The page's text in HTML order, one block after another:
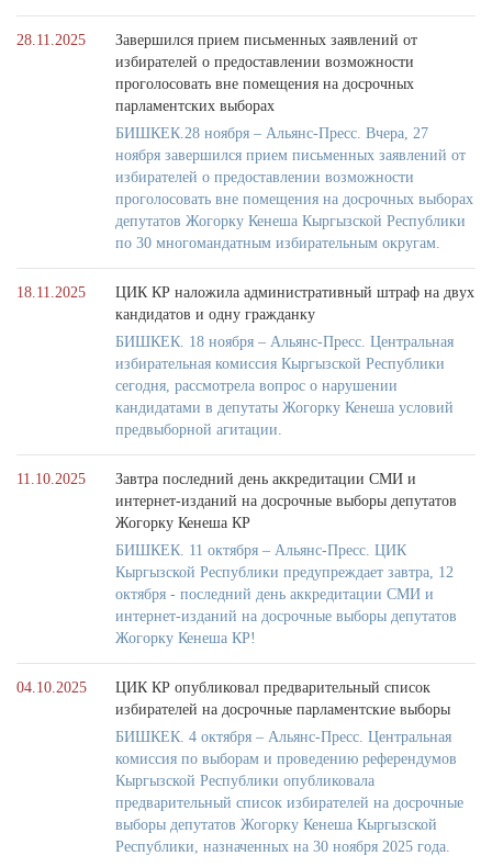
28.11.2025
Завершился прием письменных заявлений от
избирателей о предоставлении возможности
проголосовать вне помещения на досрочных
парламентских выборах
БИШКЕК.28 ноября – Альянс-Пресс. Вчера, 27
ноября завершился прием письменных заявлений от
избирателей о предоставлении возможности
проголосовать вне помещения на досрочных выборах
депутатов Жогорку Кенеша Кыргызской Республики
по 30 многомандатным избирательным округам.
18.11.2025
ЦИК КР наложила административный штраф на двух
кандидатов и одну гражданку
БИШКЕК. 18 ноября – Альянс-Пресс. Центральная
избирательная комиссия Кыргызской Республики
сегодня, рассмотрела вопрос о нарушении
кандидатами в депутаты Жогорку Кенеша условий
предвыборной агитации.
11.10.2025
Завтра последний день аккредитации СМИ и
интернет-изданий на досрочные выборы депутатов
Жогорку Кенеша КР
БИШКЕК. 11 октября – Альянс-Пресс. ЦИК
Кыргызской Республики предупреждает завтра, 12
октября - последний день аккредитации СМИ и
интернет-изданий на досрочные выборы депутатов
Жогорку Кенеша КР!
04.10.2025
ЦИК КР опубликовал предварительный список
избирателей на досрочные парламентские выборы
БИШКЕК. 4 октября – Альянс-Пресс. Центральная
комиссия по выборам и проведению референдумов
Кыргызской Республики опубликовала
предварительный список избирателей на досрочные
выборы депутатов Жогорку Кенеша Кыргызской
Республики, назначенных на 30 ноября 2025 года.